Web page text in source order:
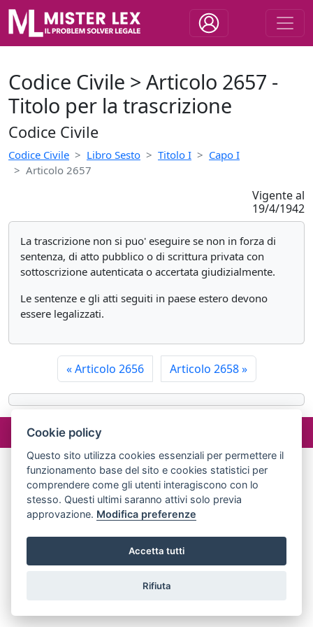
Codice Civile > Articolo 2657 -
Titolo per la trascrizione
Codice Civile
Codice Civile Libro Sesto Titolo I
Capo I
Articolo 2657
Vigente al
19/4/1942
La trascrizione non si puo' eseguire se non in forza di
sentenza, di atto pubblico o di scrittura privata con
sottoscrizione autenticata o accertata giudizialmente.
Le sentenze e gli atti seguiti in paese estero devono
essere legalizzati.
«Articolo 2656 Articolo 2658»
©2024 misterlex.it -
Cookie policy
Questo sito utilizza cookies essenziali per permettere il
funzionamento base del sito e cookies statistici per
comprendere come gli utenti interagiscono con lo
stesso. Questi ultimi saranno attivi solo previa
approvazione. Modifica preferenze
Accetta tutti
Rifiuta